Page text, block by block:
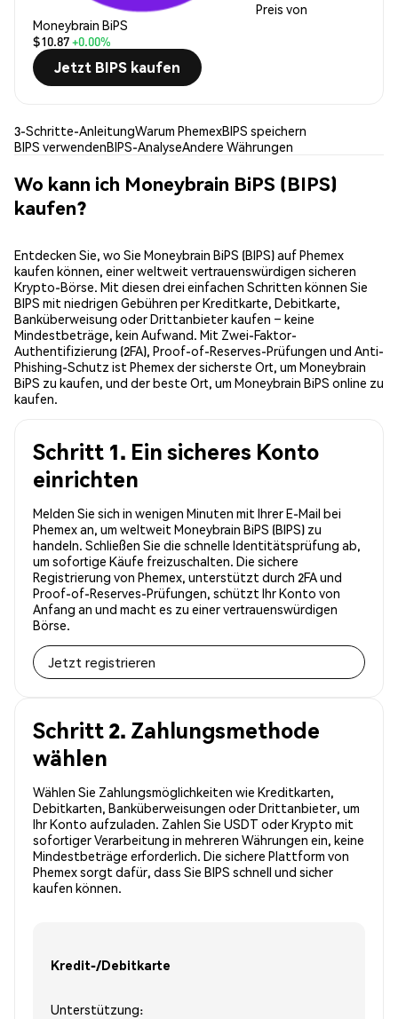
Preis von
Moneybrain BiPS
$10.87+0.00%
Jetzt BIPS kaufen
3-Schritte-AnleitungWarum PhemexBIPS speichern
BIPS verwendenBIPS-AnalyseAndere Währungen
Wo kann ich Moneybrain BiPS (BIPS)
kaufen?
Entdecken Sie, wo Sie Moneybrain BiPS (BIPS) auf Phemex
kaufen können, einer weltweit vertrauenswürdigen sicheren
Krypto-Börse. Mit diesen drei einfachen Schritten können Sie
BIPS mit niedrigen Gebühren per Kreditkarte, Debitkarte,
Banküberweisung oder Drittanbieter kaufen – keine
Mindestbeträge, kein Aufwand. Mit Zwei-Faktor-
Authentifizierung (2FA), Proof-of-Reserves-Prüfungen und Anti-
Phishing-Schutz ist Phemex der sicherste Ort, um Moneybrain
BiPS zu kaufen, und der beste Ort, um Moneybrain BiPS online zu
kaufen.
Schritt 1. Ein sicheres Konto
einrichten
Melden Sie sich in wenigen Minuten mit Ihrer E-Mail bei
Phemex an, um weltweit Moneybrain BiPS (BIPS) zu
handeln. Schließen Sie die schnelle Identitätsprüfung ab,
um sofortige Käufe freizuschalten. Die sichere
Registrierung von Phemex, unterstützt durch 2FA und
Proof-of-Reserves-Prüfungen, schützt Ihr Konto von
Anfang an und macht es zu einer vertrauenswürdigen
Börse.
Jetzt registrieren
Schritt 2. Zahlungsmethode
wählen
Wählen Sie Zahlungsmöglichkeiten wie Kreditkarten,
Debitkarten, Banküberweisungen oder Drittanbieter, um
Ihr Konto aufzuladen. Zahlen Sie USDT oder Krypto mit
sofortiger Verarbeitung in mehreren Währungen ein, keine
Mindestbeträge erforderlich. Die sichere Plattform von
Phemex sorgt dafür, dass Sie BIPS schnell und sicher
kaufen können.
Kredit-/Debitkarte
Unterstützung: